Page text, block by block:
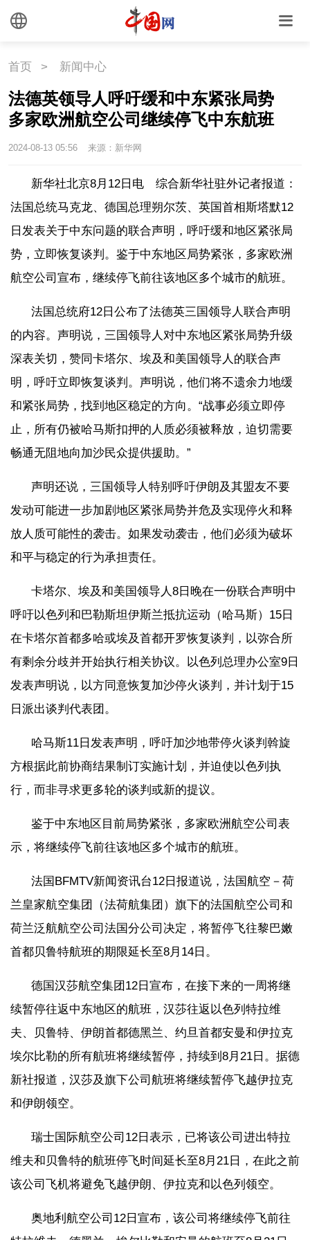
首页 > 新闻中心
法德英领导人呼吁缓和中东紧张局势
多家欧洲航空公司继续停飞中东航班
2024-08-13 05:56 来源：新华网
新华社北京8月12日电 综合新华社驻外记者报道：
法国总统马克龙、德国总理朔尔茨、英国首相斯塔默12
日发表关于中东问题的联合声明，呼吁缓和地区紧张局
势，立即恢复谈判。鉴于中东地区局势紧张，多家欧洲
航空公司宣布，继续停飞前往该地区多个城市的航班。
法国总统府12日公布了法德英三国领导人联合声明
的内容。声明说，三国领导人对中东地区紧张局势升级
深表关切，赞同卡塔尔、埃及和美国领导人的联合声
明，呼吁立即恢复谈判。声明说，他们将不遗余力地缓
和紧张局势，找到地区稳定的方向。“战事必须立即停
止，所有仍被哈马斯扣押的人质必须被释放，迫切需要
畅通无阻地向加沙民众提供援助。”
声明还说，三国领导人特别呼吁伊朗及其盟友不要
发动可能进一步加剧地区紧张局势并危及实现停火和释
放人质可能性的袭击。如果发动袭击，他们必须为破坏
和平与稳定的行为承担责任。
卡塔尔、埃及和美国领导人8日晚在一份联合声明中
呼吁以色列和巴勒斯坦伊斯兰抵抗运动（哈马斯）15日
在卡塔尔首都多哈或埃及首都开罗恢复谈判，以弥合所
有剩余分歧并开始执行相关协议。以色列总理办公室9日
发表声明说，以方同意恢复加沙停火谈判，并计划于15
日派出谈判代表团。
哈马斯11日发表声明，呼吁加沙地带停火谈判斡旋
方根据此前协商结果制订实施计划，并迫使以色列执
行，而非寻求更多轮的谈判或新的提议。
鉴于中东地区目前局势紧张，多家欧洲航空公司表
示，将继续停飞前往该地区多个城市的航班。
法国BFMTV新闻资讯台12日报道说，法国航空－荷
兰皇家航空集团（法荷航集团）旗下的法国航空公司和
荷兰泛航航空公司法国分公司决定，将暂停飞往黎巴嫩
首都贝鲁特航班的期限延长至8月14日。
德国汉莎航空集团12日宣布，在接下来的一周将继
续暂停往返中东地区的航班，汉莎往返以色列特拉维
夫、贝鲁特、伊朗首都德黑兰、约旦首都安曼和伊拉克
埃尔比勒的所有航班将继续暂停，持续到8月21日。据德
新社报道，汉莎及旗下公司航班将继续暂停飞越伊拉克
和伊朗领空。
瑞士国际航空公司12日表示，已将该公司进出特拉
维夫和贝鲁特的航班停飞时间延长至8月21日，在此之前
该公司飞机将避免飞越伊朗、伊拉克和以色列领空。
奥地利航空公司12日宣布，该公司将继续停飞前往